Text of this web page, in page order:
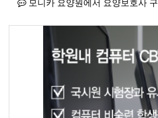
모니카 요양원에서 요양보호사
동서힐링방문요양센터에서 요양보